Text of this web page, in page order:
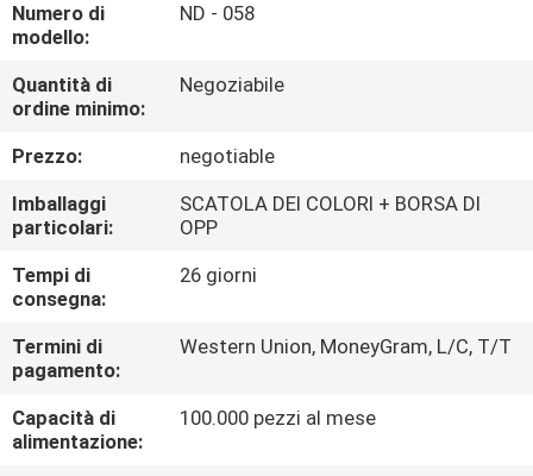
VISITA
DELLA
FABBRICA
CONTROLLO
DELLA
QUALITÀ
CONTATTACI
NOTIZIE
Numero di
modello:
ND - 058
Quantità di
ordine minimo:
Negoziabile
Prezzo:
negotiable
Imballaggi
particolari:
SCATOLA DEI COLORI + BORSA DI
OPP
Tempi di
consegna:
26 giorni
Termini di
pagamento:
Western Union, MoneyGram, L/C, T/T
Capacità di
alimentazione:
100.000 pezzi al mese